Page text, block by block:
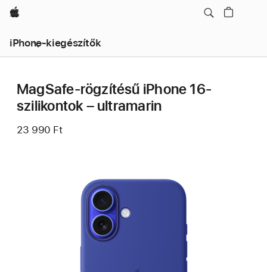
Apple
iPhone-kiegészítők
MagSafe-rögzítésű iPhone 16-
szilikontok – ultramarin
23 990 Ft